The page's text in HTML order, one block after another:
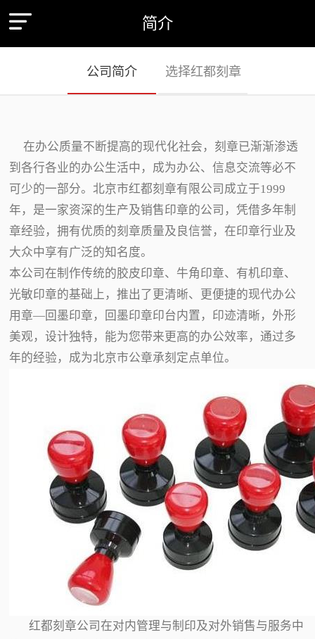
简介
公司简介 选择红都刻章
在办公质量不断提高的现代化社会，刻章已渐渐渗透
到各行各业的办公生活中，成为办公、信息交流等必不
可少的一部分。北京市红都刻章有限公司成立于1999
年，是一家资深的生产及销售印章的公司，凭借多年制
章经验，拥有优质的刻章质量及良信誉，在印章行业及
大众中享有广泛的知名度。
本公司在制作传统的胶皮印章、牛角印章、有机印章、
光敏印章的基础上，推出了更清晰、更便捷的现代办公
用章—回墨印章，回墨印章印台内置，印迹清晰，外形
美观，设计独特，能为您带来更高的办公效率，通过多
年的经验，成为北京市公章承刻定点单位。
红都刻章公司在对内管理与制印及对外销售与服务中